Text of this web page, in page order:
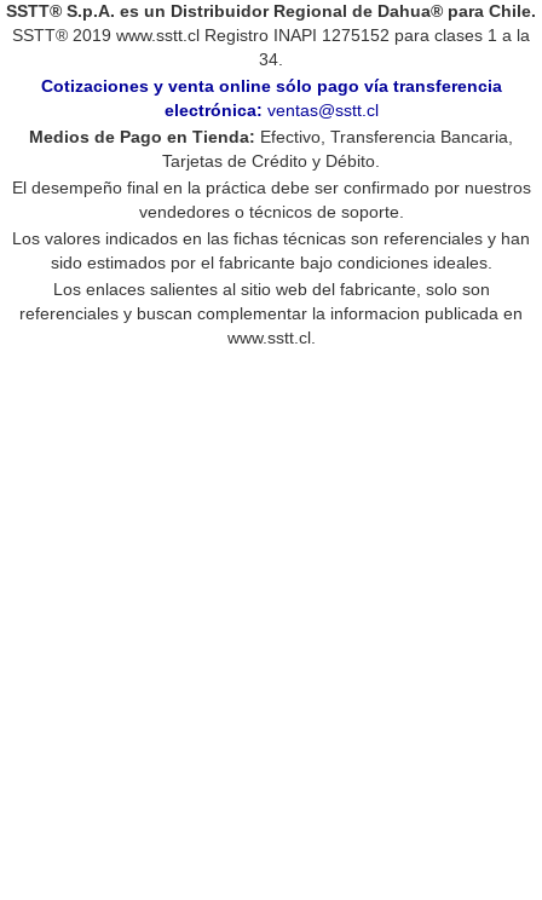
SSTT® S.p.A. es un Distribuidor Regional de Dahua® para Chile.
SSTT® 2019 www.sstt.cl Registro INAPI 1275152 para clases 1 a la
34.
Cotizaciones y venta online sólo pago vía transferencia
electrónica: ventas@sstt.cl
Medios de Pago en Tienda: Efectivo, Transferencia Bancaria,
Tarjetas de Crédito y Débito.
El desempeño final en la práctica debe ser confirmado por nuestros
vendedores o técnicos de soporte.
Los valores indicados en las fichas técnicas son referenciales y han
sido estimados por el fabricante bajo condiciones ideales.
Los enlaces salientes al sitio web del fabricante, solo son
referenciales y buscan complementar la informacion publicada en
www.sstt.cl.